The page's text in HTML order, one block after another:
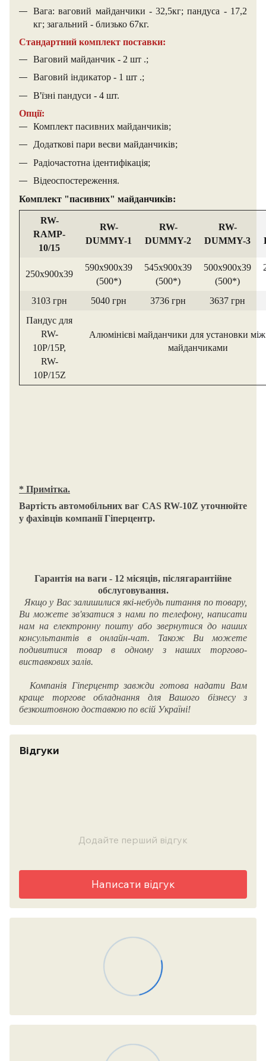
Вага: ваговий майданчики - 32,5кг; пандуса - 17,2
кг; загальний - близько 67кг.
Стандартний комплект поставки:
Ваговий майданчик - 2 шт .;
Ваговий індикатор - 1 шт .;
В'їзні пандуси - 4 шт.
Опції:
Комплект пасивних майданчиків;
Додаткові пари весви майданчиків;
Радіочастотна ідентифікація;
Відеоспостереження.
Комплект "пасивних" майданчиків:
RW-
RAMP-
10/15
RW-
DUMMY-1
RW-
DUMMY-2
RW-
DUMMY-3
250х900х39
590х900х39
(500*)
545х900х39
(500*)
500х900х39
(500*)
3103 грн 5040 грн 3736 грн
3637 грн
Пандус для
RW-
10P/15P,
RW-
10P/15Z
Алюмінієві майданчики для установки
майданчиками
* Примітка.
Вартість автомобільних ваг CAS RW-10Z уточнюйте
у фахівців компанії Гіперцентр.
Гарантія на ваги - 12 місяців, післягарантійне
обслуговування.
Якщо у Вас залишилися які-небудь питання по товару,
Ви можете зв'язатися з нами по телефону, написати
нам на електронну пошту або звернутися до наших
консультантів в онлайн-чат. Також Ви можете
подивитися товар в одному з наших торгово-
виставкових залів.
Компанія Гіперцентр завжди готова надати Вам
краще торгове обладнання для Вашого бізнесу з
безкоштовною доставкою по всій Україні!
Відгуки
Додайте перший відгук
Написати відгук